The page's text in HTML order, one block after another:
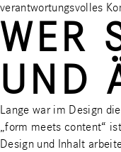
verantwortungsvolles
WER
UND
Lange war im Design
„form meets content“
Design und Inhalt